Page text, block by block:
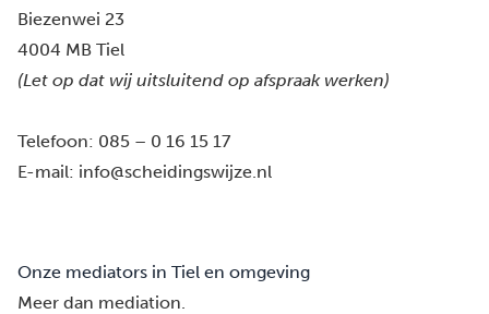
Biezenwei 23
4004 MB Tiel
(Let op dat wij uitsluitend op afspraak werken)
Telefoon: 085 – 0 16 15 17
E-mail: info@scheidingswijze.nl
Onze mediators in Tiel en omgeving
Meer dan mediation.